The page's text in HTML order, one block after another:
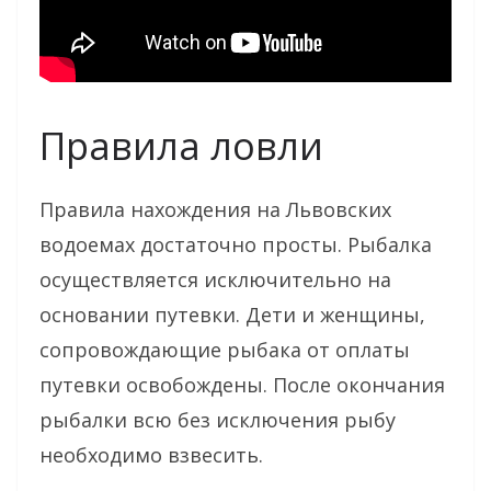
Правила ловли
Правила нахождения на Львовских
водоемах достаточно просты. Рыбалка
осуществляется исключительно на
основании путевки. Дети и женщины,
сопровождающие рыбака от оплаты
путевки освобождены. После окончания
рыбалки всю без исключения рыбу
необходимо взвесить.